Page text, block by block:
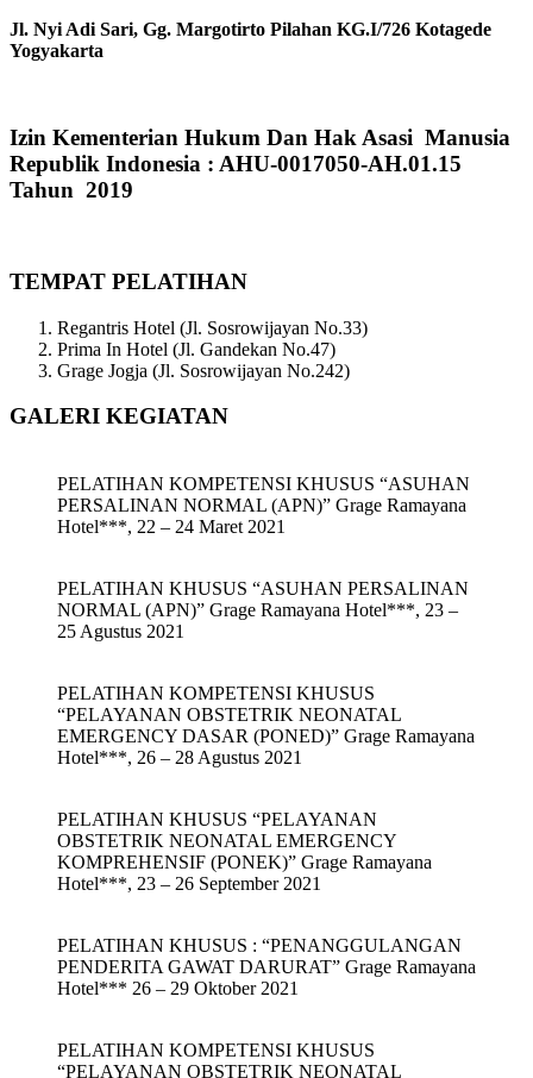
Jl. Nyi Adi Sari, Gg. Margotirto Pilahan KG.I/726 Kotagede
Yogyakarta
Izin Kementerian Hukum Dan Hak Asasi Manusia
Republik Indonesia : AHU-0017050-AH.01.15
Tahun 2019
TEMPAT PELATIHAN
Regantris Hotel (Jl. Sosrowijayan No.33)
Prima In Hotel (Jl. Gandekan No.47)
Grage Jogja (Jl. Sosrowijayan No.242)
GALERI KEGIATAN
PELATIHAN KOMPETENSI KHUSUS “ASUHAN
PERSALINAN NORMAL (APN)” Grage Ramayana
Hotel***, 22 – 24 Maret 2021
PELATIHAN KHUSUS “ASUHAN PERSALINAN
NORMAL (APN)” Grage Ramayana Hotel***, 23 –
25 Agustus 2021
PELATIHAN KOMPETENSI KHUSUS
“PELAYANAN OBSTETRIK NEONATAL
EMERGENCY DASAR (PONED)” Grage Ramayana
Hotel***, 26 – 28 Agustus 2021
PELATIHAN KHUSUS “PELAYANAN
OBSTETRIK NEONATAL EMERGENCY
KOMPREHENSIF (PONEK)” Grage Ramayana
Hotel***, 23 – 26 September 2021
PELATIHAN KHUSUS : “PENANGGULANGAN
PENDERITA GAWAT DARURAT” Grage Ramayana
Hotel*** 26 – 29 Oktober 2021
PELATIHAN KOMPETENSI KHUSUS
“PELAYANAN OBSTETRIK NEONATAL